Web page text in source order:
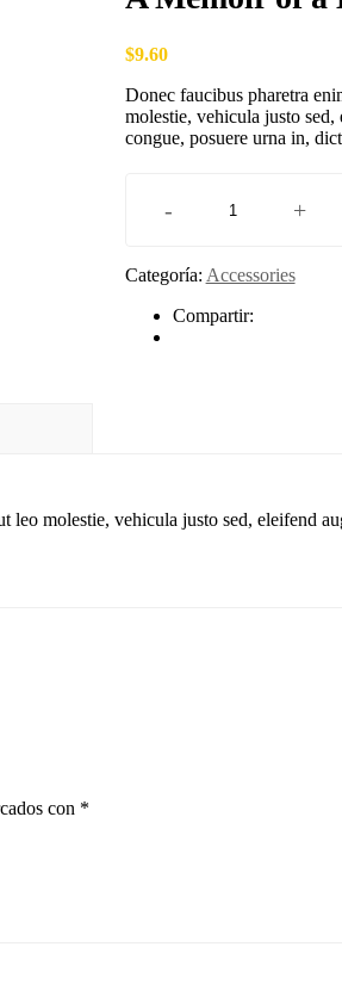
$9.60
Donec faucibus pharetra
molestie, vehicula justo
congue, posuere urna in,
-
A
a
Life
Interrupted
+
Categoría: Accessories
Compartir:
molestie, vehicula justo sed, eleifend
con *